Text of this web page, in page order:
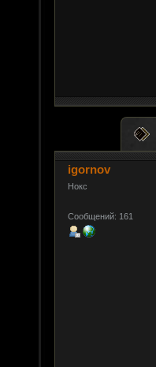
igornov
Нокс
Сообщений: 161